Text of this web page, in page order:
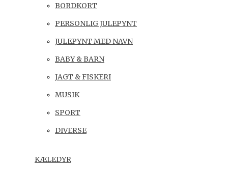
BORDKORT
PERSONLIG JULEPYNT
JULEPYNT MED NAVN
BABY & BARN
JAGT & FISKERI
MUSIK
SPORT
DIVERSE
KÆLEDYR